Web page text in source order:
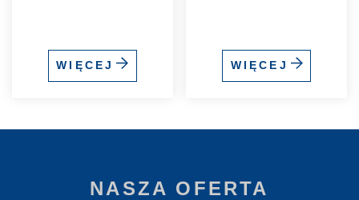
WIĘCEJ WIĘCEJ
NASZA OFERTA